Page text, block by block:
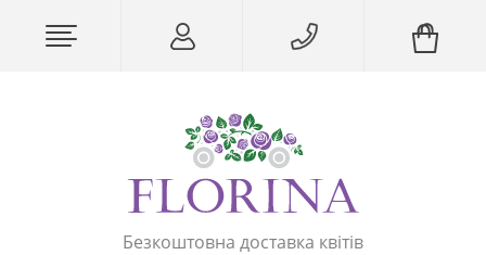
Безкоштовна доставка квітів